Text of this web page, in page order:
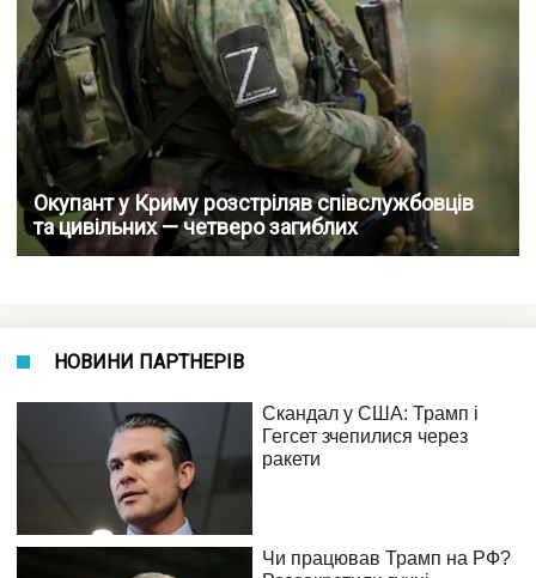
Окупант у Криму розстріляв співслужбовців
та цивільних — четверо загиблих
НОВИНИ ПАРТНЕРІВ